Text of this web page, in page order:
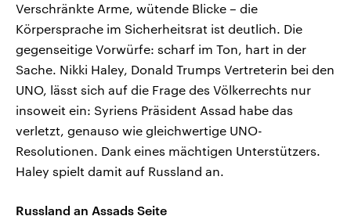
Verschränkte Arme, wütende Blicke – die
Körpersprache im Sicherheitsrat ist deutlich. Die
gegenseitige Vorwürfe: scharf im Ton, hart in der
Sache. Nikki Haley, Donald Trumps Vertreterin bei den
UNO, lässt sich auf die Frage des Völkerrechts nur
insoweit ein: Syriens Präsident Assad habe das
verletzt, genauso wie gleichwertige UNO-
Resolutionen. Dank eines mächtigen Unterstützers.
Haley spielt damit auf Russland an.
Russland an Assads Seite